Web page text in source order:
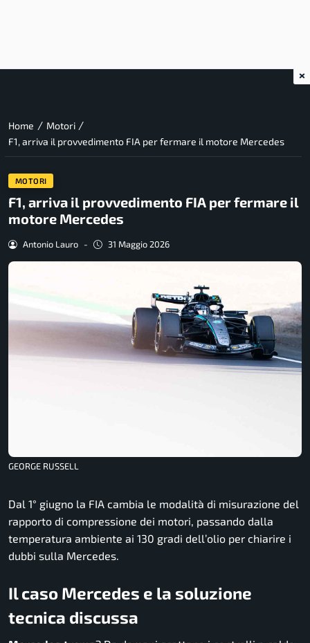
Home / Motori /
F1, arriva il provvedimento FIA per fermare il motore Mercedes
MOTORI
F1, arriva il provvedimento FIA per fermare il
motore Mercedes
Antonio Lauro - 31 Maggio 2026
GEORGE RUSSELL
Dal 1° giugno la FIA cambia le modalità di misurazione del
rapporto di compressione dei motori, passando dalla
temperatura ambiente ai 130 gradi dell’olio per chiarire i
dubbi sulla Mercedes.
Il caso Mercedes e la soluzione
tecnica discussa
×